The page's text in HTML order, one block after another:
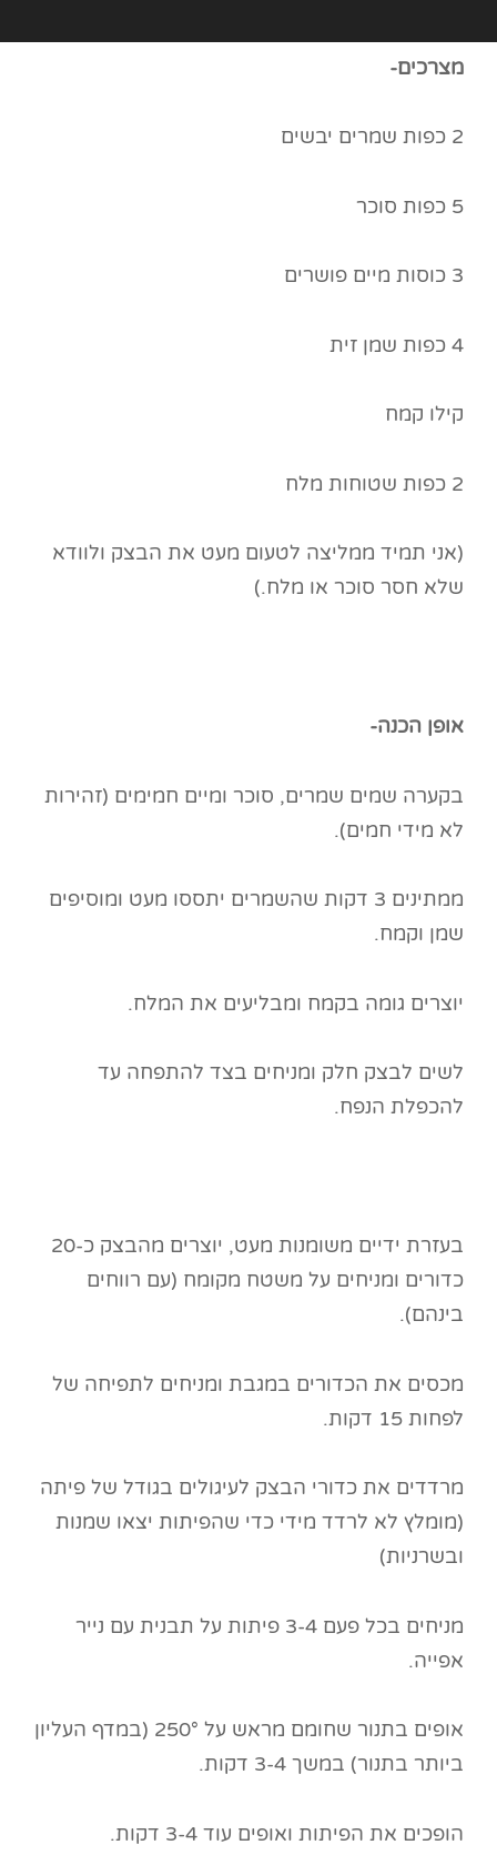
מצרכים-
2 כפות שמרים יבשים
5 כפות סוכר
3 כוסות מיים פושרים
4 כפות שמן זית
קילו קמח
2 כפות שטוחות מלח
(אני תמיד ממליצה לטעום מעט את הבצק ולוודא
שלא חסר סוכר או מלח.)
אופן הכנה-
בקערה שמים שמרים, סוכר ומיים חמימים (זהירות
לא מידי חמים).
ממתינים 3 דקות שהשמרים יתססו מעט ומוסיפים
שמן וקמח.
יוצרים גומה בקמח ומבליעים את המלח.
לשים לבצק חלק ומניחים בצד להתפחה עד
להכפלת הנפח.
בעזרת ידיים משומנות מעט, יוצרים מהבצק כ-20
כדורים ומניחים על משטח מקומח (עם רווחים
בינהם).
מכסים את הכדורים במגבת ומניחים לתפיחה של
לפחות 15 דקות.
מרדדים את כדורי הבצק לעיגולים בגודל של פיתה
(מומלץ לא לרדד מידי כדי שהפיתות יצאו שמנות
ובשרניות)
מניחים בכל פעם 3-4 פיתות על תבנית עם נייר
אפייה.
אופים בתנור שחומם מראש על 250° (במדף העליון
ביותר בתנור) במשך 3-4 דקות.
הופכים את הפיתות ואופים עוד 3-4 דקות.